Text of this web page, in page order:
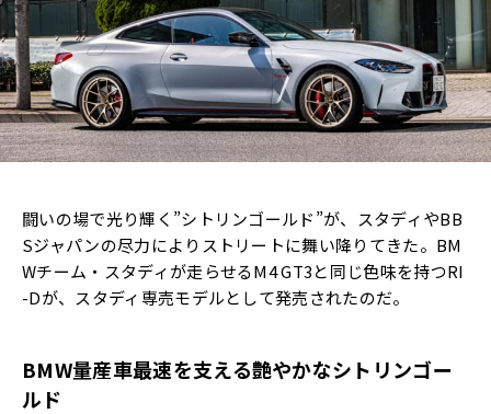
闘いの場で光り輝く”シトリンゴールド”が、スタディやBB
Sジャパンの尽力によりストリートに舞い降りてきた。BM
Wチーム・スタディが走らせるM4 GT3と同じ色味を持つRI
-Dが、スタディ専売モデルとして発売されたのだ。
BMW量産車最速を支える艶やかなシトリンゴー
ルド